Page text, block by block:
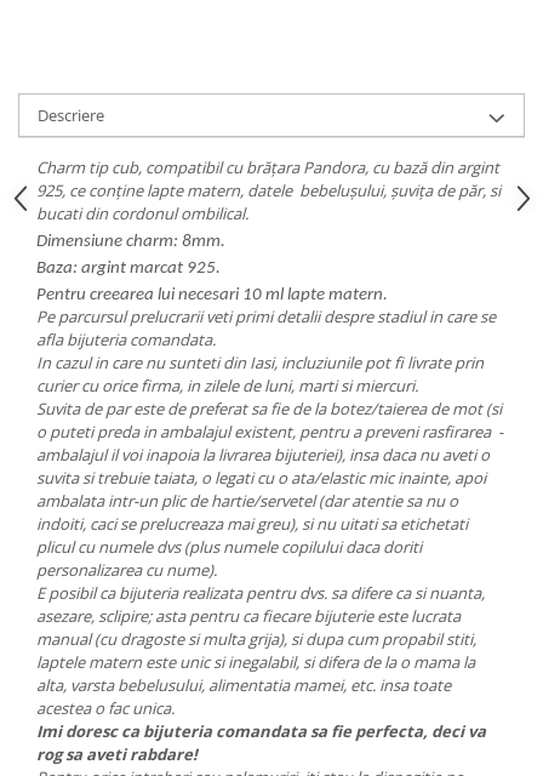
Descriere
Charm tip cub, compatibil cu brățara Pandora, cu bază din argint
925, ce conține lapte matern, datele bebelușului, șuvița de păr, si
bucati din cordonul ombilical.
Dimensiune charm: 8mm.
Baza: argint marcat 925.
Pentru creearea lui necesari 10 ml lapte matern.
Pe parcursul prelucrarii veti primi detalii despre stadiul in care se
afla bijuteria comandata.
In cazul in care nu sunteti din Iasi, incluziunile pot fi livrate prin
curier cu orice firma, in zilele de luni, marti si miercuri.
Suvita de par este de preferat sa fie de la botez/taierea de mot (si
o puteti preda in ambalajul existent, pentru a preveni rasfirarea -
ambalajul il voi inapoia la livrarea bijuteriei), insa daca nu aveti o
suvita si trebuie taiata, o legati cu o ata/elastic mic inainte, apoi
ambalata intr-un plic de hartie/servetel (dar atentie sa nu o
indoiti, caci se prelucreaza mai greu), si nu uitati sa etichetati
plicul cu numele dvs (plus numele copilului daca doriti
personalizarea cu nume).
E posibil ca bijuteria realizata pentru dvs. sa difere ca si nuanta,
asezare, sclipire; asta pentru ca fiecare bijuterie este lucrata
manual (cu dragoste si multa grija), si dupa cum propabil stiti,
laptele matern este unic si inegalabil, si difera de la o mama la
alta, varsta bebelusului, alimentatia mamei, etc. insa toate
acestea o fac unica.
Imi doresc ca bijuteria comandata sa fie perfecta, deci va
rog sa aveti rabdare!